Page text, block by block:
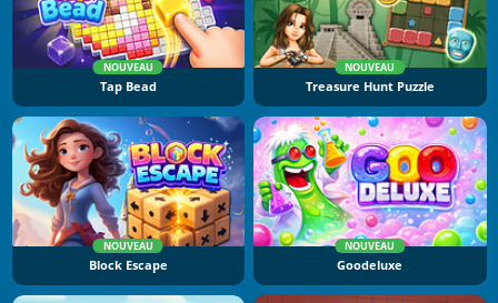
NOUVEAU
Tap Bead
NOUVEAU
Treasure Hunt Puzzle
NOUVEAU
Block Escape
NOUVEAU
Goodeluxe